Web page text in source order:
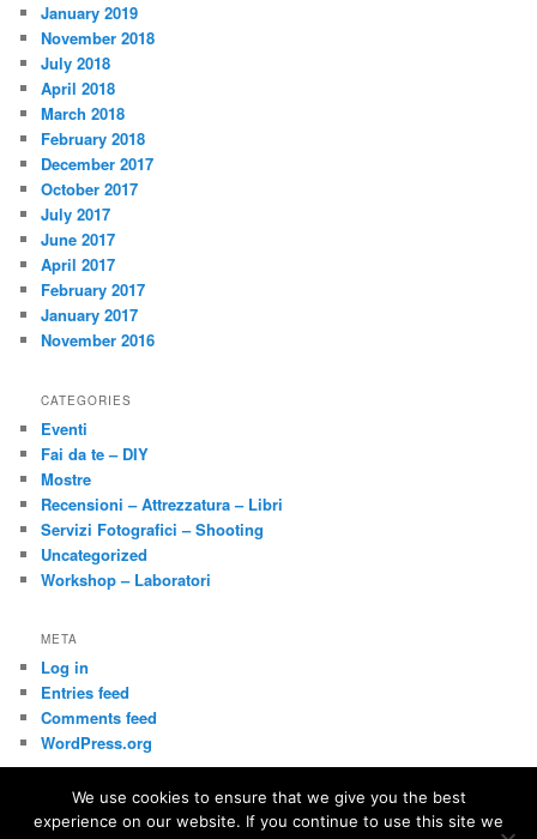
January 2019
November 2018
July 2018
April 2018
March 2018
February 2018
December 2017
October 2017
July 2017
June 2017
April 2017
February 2017
January 2017
November 2016
CATEGORIES
Eventi
Fai da te – DIY
Mostre
Recensioni – Attrezzatura – Libri
Servizi Fotografici – Shooting
Uncategorized
Workshop – Laboratori
META
Log in
Entries feed
Comments feed
WordPress.org
We use cookies to ensure that we give you the best
experience on our website. If you continue to use this site we